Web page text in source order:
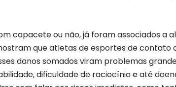
capacete ou não, já foram associados a
que atletas de esportes de contato
danos somados viram problemas
dificuldade de raciocínio e até